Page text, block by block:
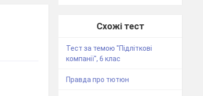
Схожі тест
Тест за темою "Підліткові
компанії", 6 клас
Правда про тютюн